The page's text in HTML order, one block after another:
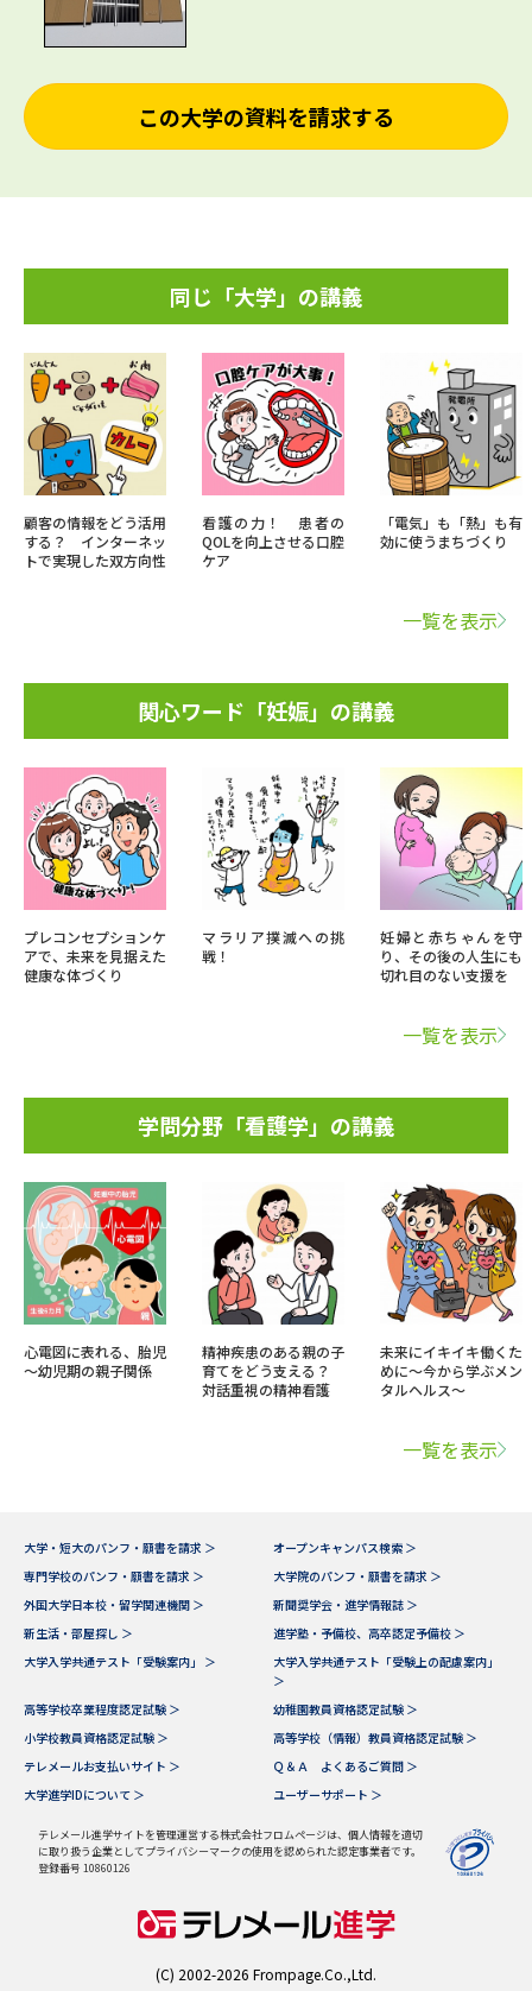
この大学の資料を請求する
同じ「大学」の講義
顧客の情報をどう活用
する？ インターネッ
トで実現した双方向性
看護の力！ 患者の
QOLを向上させる口腔
ケア
「電気」も「熱」も有
効に使うまちづくり
一覧を表示
関心ワード「妊娠」の講義
プレコンセプションケ
アで、未来を見据えた
健康な体づくり
マラリア撲滅への挑
戦！
妊婦と赤ちゃんを守
り、その後の人生にも
切れ目のない支援を
一覧を表示
学問分野「看護学」の講義
心電図に表れる、胎児
～幼児期の親子関係
精神疾患のある親の子
育てをどう支える？
対話重視の精神看護
未来にイキイキ働くた
めに～今から学ぶメン
タルヘルス～
一覧を表示
大学・短大のパンフ・願書を請求 ＞
オープンキャンパス検索 ＞
専門学校のパンフ・願書を請求 ＞
大学院のパンフ・願書を請求 ＞
外国大学日本校・留学関連機関 ＞
新聞奨学会・進学情報誌 ＞
新生活・部屋探し ＞
進学塾・予備校、高卒認定予備校 ＞
大学入学共通テスト「受験案内」 ＞
大学入学共通テスト「受験上の配慮案内」
＞
高等学校卒業程度認定試験 ＞
幼稚園教員資格認定試験 ＞
小学校教員資格認定試験 ＞
高等学校（情報）教員資格認定試験 ＞
テレメールお支払いサイト ＞
Ｑ＆Ａ よくあるご質問 ＞
大学進学IDについて ＞
ユーザーサポート ＞
テレメール進学サイトを管理運営する株式会社フロムページは、個人情報を適切
に取り扱う企業としてプライバシーマークの使用を認められた認定事業者です。
登録番号 10860126
(C) 2002-2026 Frompage.Co.,Ltd.